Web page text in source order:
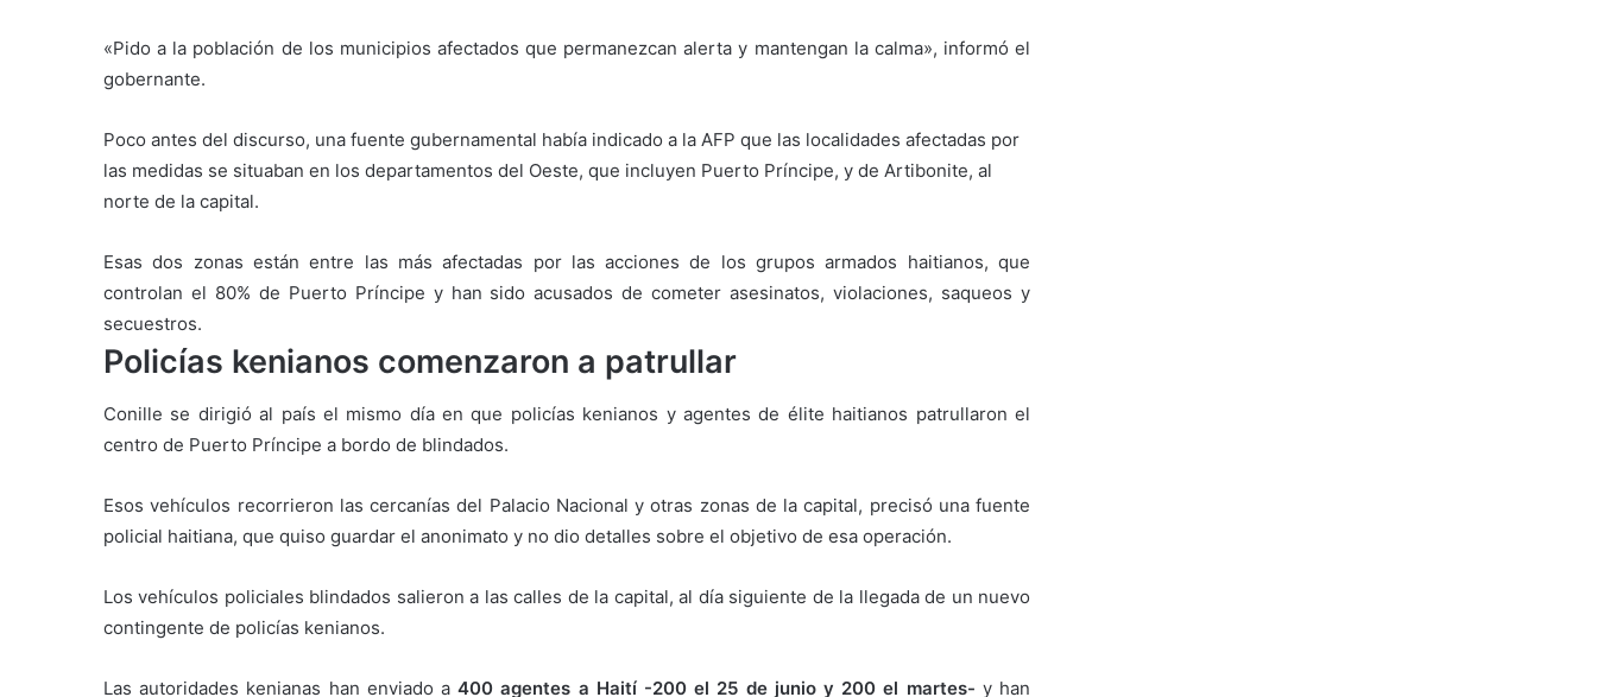
«Pido a la población de los municipios afectados que permanezcan alerta y mantengan la calma», informó el
gobernante.
Poco antes del discurso, una fuente gubernamental había indicado a la AFP que las localidades afectadas por
las medidas se situaban en los departamentos del Oeste, que incluyen Puerto Príncipe, y de Artibonite, al
norte de la capital.
Esas dos zonas están entre las más afectadas por las acciones de los grupos armados haitianos, que
controlan el 80% de Puerto Príncipe y han sido acusados de cometer asesinatos, violaciones, saqueos y
secuestros.
Policías kenianos comenzaron a patrullar
Conille se dirigió al país el mismo día en que policías kenianos y agentes de élite haitianos patrullaron el
centro de Puerto Príncipe a bordo de blindados.
Esos vehículos recorrieron las cercanías del Palacio Nacional y otras zonas de la capital, precisó una fuente
policial haitiana, que quiso guardar el anonimato y no dio detalles sobre el objetivo de esa operación.
Los vehículos policiales blindados salieron a las calles de la capital, al día siguiente de la llegada de un nuevo
contingente de policías kenianos.
Las autoridades kenianas han enviado a400 agentes a Haití -200 el 25 de junio y 200 el martes- y han